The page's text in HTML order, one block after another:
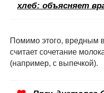
хлеб: объясняет
Помимо этого, вредным
считает сочетание
(например, с выпечкой).